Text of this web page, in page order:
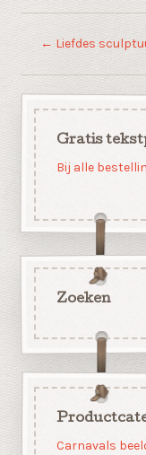
← Liefdes
Gratis
Bij alle
Zoeken
Carnavals